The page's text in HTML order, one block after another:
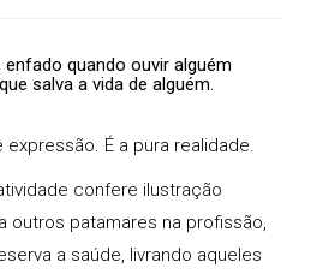
quando ouvir alguém
salva a vida de alguém.
É a pura realidade.
confere ilustração
outros patamares na profissão,
a saúde, livrando aqueles